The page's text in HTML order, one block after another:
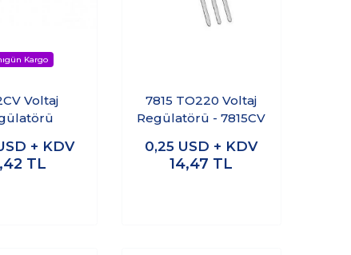
Voltaj
+ KDV
TL
7815 TO220 Voltaj
Regülatörü - 7815CV
0,25 USD + KDV
14,47 TL